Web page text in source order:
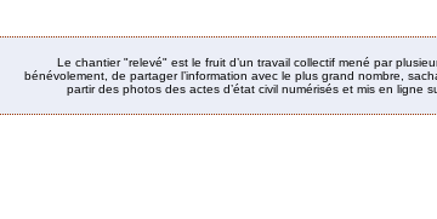
Le chantier "relevé" est le fruit d’un travail collectif mené par
bénévolement, de partager l’information avec le plus grand nombre,
partir des photos des actes d’état civil numérisés et mis en ligne